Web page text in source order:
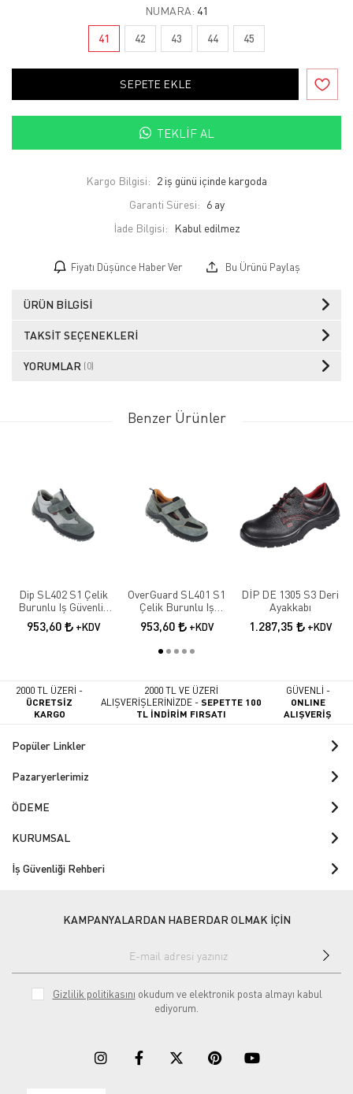
NUMARA: 41
41 42 43 44 45
SEPETE EKLE
TEKLIF AL
Kargo Bilgisi: 2 iş günü içinde kargoda
Garanti Süresi: 6 ay
İade Bilgisi:
Fiyatı Düşünce Haber Ver Bu Ürünü Paylaş
ÜRÜN BILGISI
TAKSIT SEÇENEKLERI
YORUMLAR (0)
Benzer Ürünler
Dip SL402 S1 Çelik
Burunlu Iş Güvenlik
Ayakkabısı
953,60 +KDV
OverGuard SL401 S1
Çelik Burunlu Iş
Güvenlik Ayakkabısı
953,60 +KDV
DİP DE 1305 S3 Deri
Ayakkabı
1.287,35 +KDV
2000 TL ÜZERİ -
ÜCRETSİZ
KARGO
2000 TL VE ÜZERİ
ALIŞVERİŞLERİNİZDE -SEPETTE 100
TL İNDİRİM FIRSATI
GÜVENLİ -
ONLINE
ALIŞVERİŞ
Popüler Linkler
Pazaryerlerimiz
ÖDEME
KURUMSAL
İş Güvenliği Rehberi
KAMPANYALARDAN HABERDAR OLMAK İÇİN
Gizlilik politikasını okudum ve elektronik posta almayı kabul
ediyorum.